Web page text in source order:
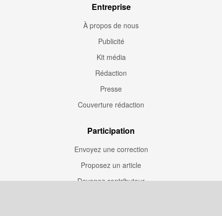
Entreprise
À propos de nous
Publicité
Kit média
Rédaction
Presse
Couverture rédaction
Participation
Envoyez une correction
Proposez un article
Devenez contributeur